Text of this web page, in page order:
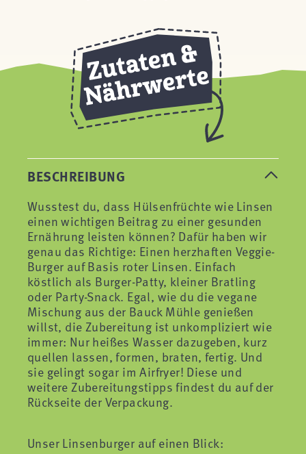
BESCHREIBUNG
Wusstest du, dass Hülsenfrüchte wie Linsen
einen wichtigen Beitrag zu einer gesunden
Ernährung leisten können? Dafür haben wir
genau das Richtige: Einen herzhaften Veggie-
Burger auf Basis roter Linsen. Einfach
köstlich als Burger-Patty, kleiner Bratling
oder Party-Snack. Egal, wie du die vegane
Mischung aus der Bauck Mühle genießen
willst, die Zubereitung ist unkompliziert wie
immer: Nur heißes Wasser dazugeben, kurz
quellen lassen, formen, braten, fertig. Und
sie gelingt sogar im Airfryer! Diese und
weitere Zubereitungstipps findest du auf der
Rückseite der Verpackung.
Unser Linsenburger auf einen Blick: